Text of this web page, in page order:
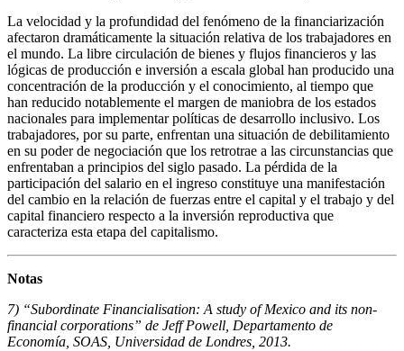
La velocidad y la profundidad del fenómeno de la financiarización
afectaron dramáticamente la situación relativa de los trabajadores en
el mundo. La libre circulación de bienes y flujos financieros y las
lógicas de producción e inversión a escala global han producido una
concentración de la producción y el conocimiento, al tiempo que
han reducido notablemente el margen de maniobra de los estados
nacionales para implementar políticas de desarrollo inclusivo. Los
trabajadores, por su parte, enfrentan una situación de debilitamiento
en su poder de negociación que los retrotrae a las circunstancias que
enfrentaban a principios del siglo pasado. La pérdida de la
participación del salario en el ingreso constituye una manifestación
del cambio en la relación de fuerzas entre el capital y el trabajo y del
capital financiero respecto a la inversión reproductiva que
caracteriza esta etapa del capitalismo.
Notas
7) “Subordinate Financialisation: A study of Mexico and its non-
financial corporations” de Jeff Powell, Departamento de
Economía, SOAS, Universidad de Londres, 2013.